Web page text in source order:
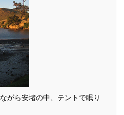
がら安堵の中、テントで眠り